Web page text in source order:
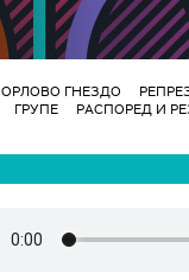
ОРЛОВО ГНЕЗДО
ГРУПЕ
РАСПОРЕД И